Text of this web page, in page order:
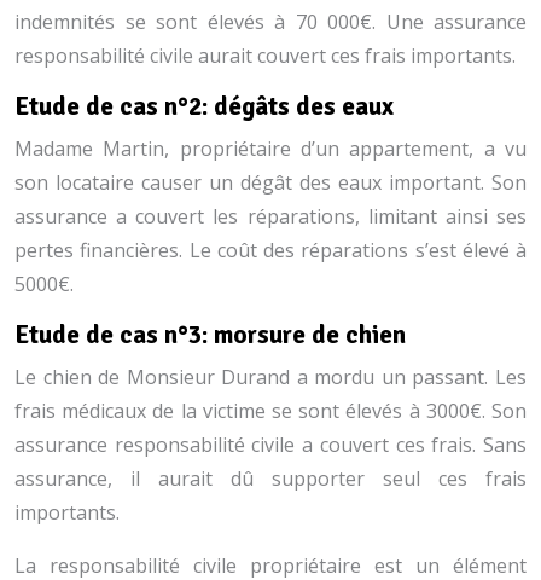
indemnités se sont élevés à 70 000€. Une assurance
responsabilité civile aurait couvert ces frais importants.
Etude de cas n°2: dégâts des eaux
Madame Martin, propriétaire d’un appartement, a vu
son locataire causer un dégât des eaux important. Son
assurance a couvert les réparations, limitant ainsi ses
pertes financières. Le coût des réparations s’est élevé à
5000€.
Etude de cas n°3: morsure de chien
Le chien de Monsieur Durand a mordu un passant. Les
frais médicaux de la victime se sont élevés à 3000€. Son
assurance responsabilité civile a couvert ces frais. Sans
assurance, il aurait dû supporter seul ces frais
importants.
La responsabilité civile propriétaire est un élément